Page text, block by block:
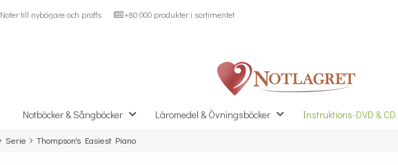
Noter till nybörjare och proffs +80 000 produkter i sortimentet
Notböcker & Sångböcker Läromedel & Övningsböcker Instruktions-DVD & CD
Serie Thompson's Easiest Piano